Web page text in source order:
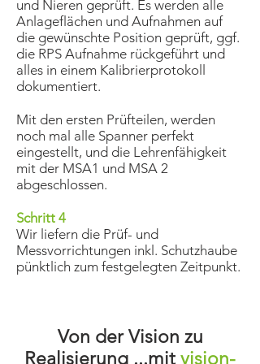
und Nieren geprüft. Es werden alle
Anlageflächen und Aufnahmen auf
die gewünschte Position geprüft, ggf.
die RPS Aufnahme rückgeführt und
alles in einem Kalibrierprotokoll
dokumentiert.
Mit den ersten Prüfteilen, werden
noch mal alle Spanner perfekt
eingestellt, und die Lehrenfähigkeit
mit der MSA1 und MSA 2
abgeschlossen.
Schritt 4
Wir liefern die Prüf- und
Messvorrichtungen inkl. Schutzhaube
pünktlich zum festgelegten Zeitpunkt.
Von der Vision zu
Realisierung ...mit vision-